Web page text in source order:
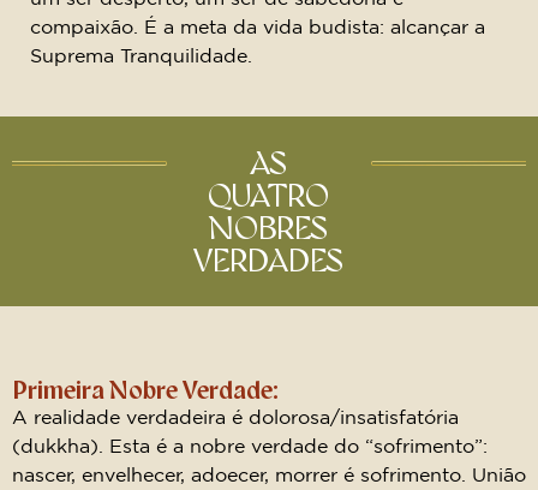
compaixão. É a meta da vida budista: alcançar a
Suprema Tranquilidade.
AS
QUATRO
NOBRES
VERDADES
Primeira Nobre Verdade:
A realidade verdadeira é dolorosa/insatisfatória
(dukkha). Esta é a nobre verdade do “sofrimento”:
nascer, envelhecer, adoecer, morrer é sofrimento. União